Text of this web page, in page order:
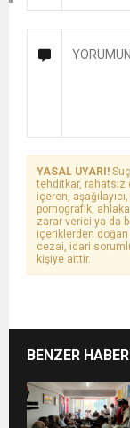
YASAL UYARI!
tehditkar,
içeren,
pornografik, ahlaka
zarar verici ya da
içeriklerden
cezai, idari
kişiye aittir.
BENZER